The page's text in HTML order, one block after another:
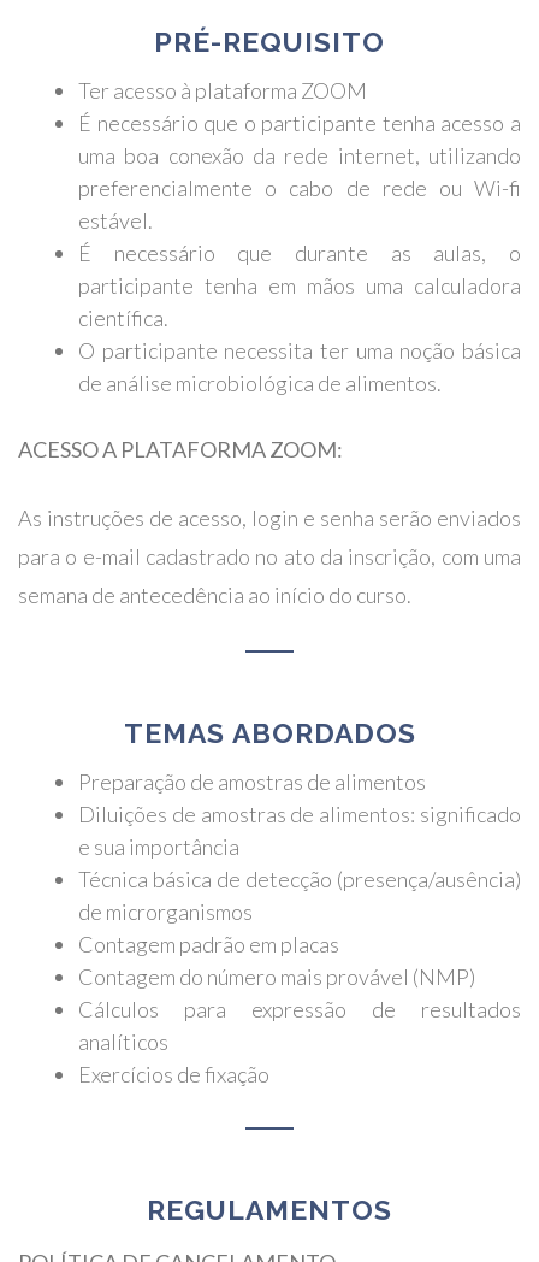
PRÉ-REQUISITO
Ter acesso à plataforma ZOOM
É necessário que o participante tenha acesso a
uma boa conexão da rede internet, utilizando
preferencialmente o cabo de rede ou Wi-fi
estável.
É necessário que durante as aulas, o
participante tenha em mãos uma calculadora
científica.
O participante necessita ter uma noção básica
de análise microbiológica de alimentos.
ACESSO A PLATAFORMA ZOOM:
As instruções de acesso, login e senha serão enviados
para o e-mail cadastrado no ato da inscrição, com uma
semana de antecedência ao início do curso.
TEMAS ABORDADOS
Preparação de amostras de alimentos
Diluições de amostras de alimentos: significado
e sua importância
Técnica básica de detecção (presença/ausência)
de microrganismos
Contagem padrão em placas
Contagem do número mais provável (NMP)
Cálculos para expressão de resultados
analíticos
Exercícios de fixação
REGULAMENTOS